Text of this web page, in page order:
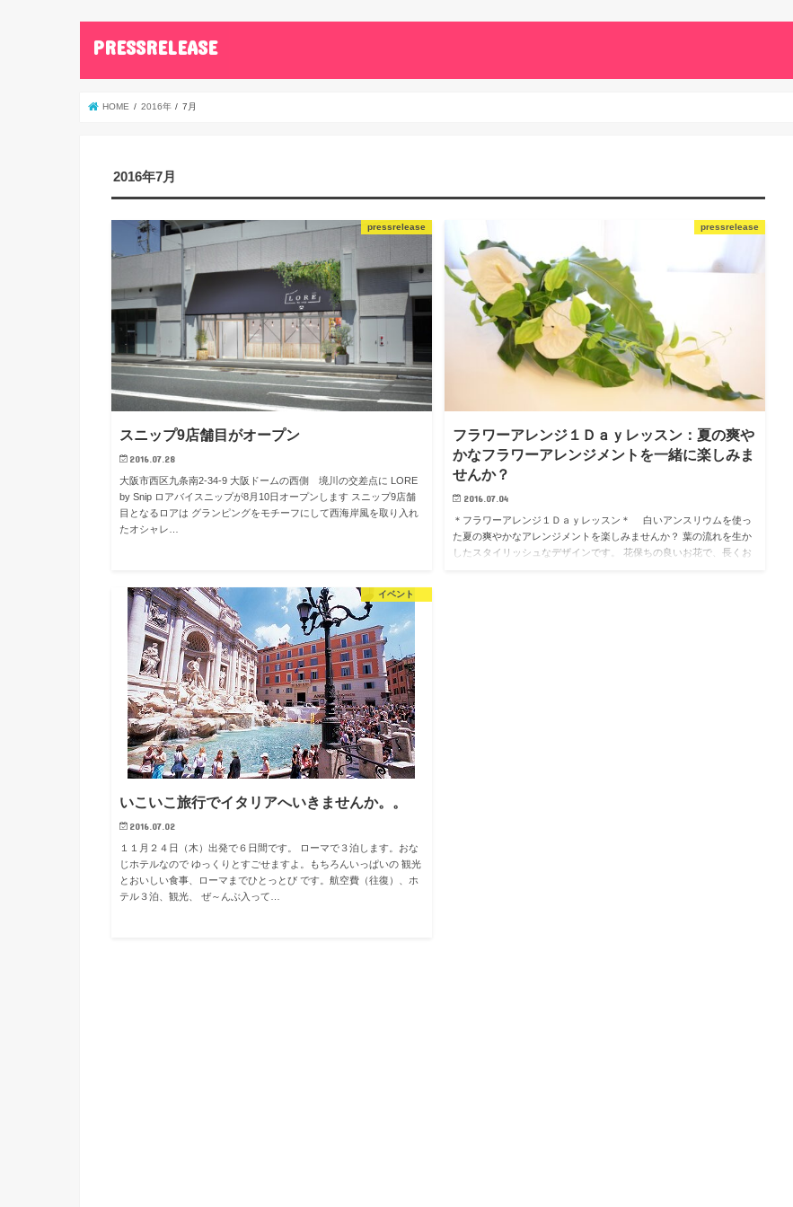
PRESSRELEASE
HOME 2016年 7月
2016年7月
pressrelease
スニップ9店舗目がオープン
2016.07.28
大阪市西区九条南2-34-9 大阪ドームの西側 境川の交差点に LORE
by Snip ロアバイスニップが8月10日オープンします スニップ9店舗
目となるロアは グランピングをモチーフにして西海岸風を取り入れ
たオシャレ…
pressrelease
フラワーアレンジ１Ｄａｙレッスン：夏の爽や
かなフラワーアレンジメントを一緒に楽しみま
せんか？
2016.07.04
＊フラワーアレンジ１Ｄａｙレッスン＊ 白いアンスリウムを使っ
た夏の爽やかなアレンジメントを楽しみませんか？ 葉の流れを生か
したスタイリッシュなデザインです。 花保ちの良いお花で、長くお
イベント
いこいこ旅行でイタリアへいきませんか。。
2016.07.02
１１月２４日（木）出発で６日間です。 ローマで３泊します。おな
じホテルなので ゆっくりとすごせますよ。もちろんいっぱいの 観光
とおいしい食事、ローマまでひとっとび です。航空費（往復）、ホ
テル３泊、観光、 ぜ～んぶ入って…